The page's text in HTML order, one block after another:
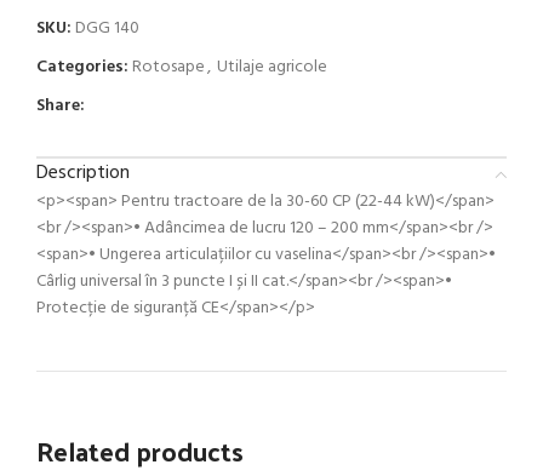
SKU: DGG 140
Categories: Rotosape, Utilaje agricole
Share:
Description
<p><span> Pentru tractoare de la 30-60 CP (22-44 kW)</span>
<br /><span>• Adâncimea de lucru 120 – 200 mm</span><br />
<span>• Ungerea articulațiilor cu vaselina</span><br /><span>•
Cârlig universal în 3 puncte I și II cat.</span><br /><span>•
Protecție de siguranță CE</span></p>
Related products